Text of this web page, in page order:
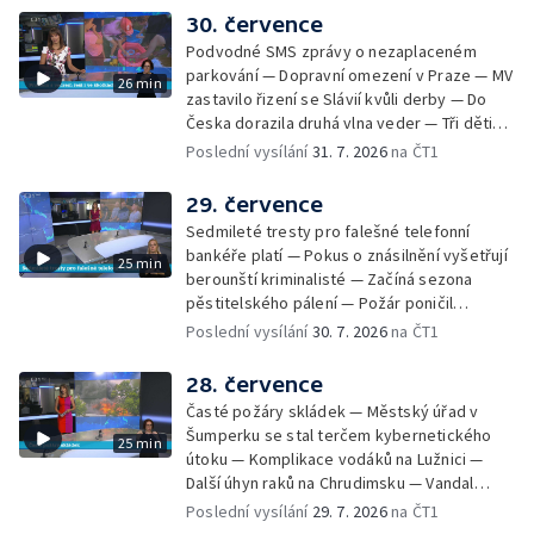
Nelegání hřbitov domácích mazlíčků — Státní
zastupitelství zrušilo trestní stíhání ženy z
Teplicka, kterou policie dříve obvinila z
týrání koček — Péče o seniory jako brigáda
— Po pádu stromů prověří alej odborníci —
Festival Hrady CZ poprvé na Hluboké
26 min
30. července
Podvodné SMS zprávy o nezaplaceném
parkování — Dopravní omezení v Praze — MV
zastavilo řizení se Slávií kvůli derby — Do
Česka dorazila druhá vlna veder — Tři děti
zůstali v rozpáleném autě — Problém s
mraženými potravinami v horku — Slavnostní
vyřazení absolventů Univerzity obrany —
Zájem o obytné vozy roste — Praha má
novou servisní loď — Vidická samoobslužná
prodejna si na provoz vydělá — U jezera
Most začíná festival Let It Roll — Vyvrcholil
bouřkový neboli jelení úplněk — Kanoistka
Poslední vysílání31. 7. 2026na ČT1
25 min
29. července
Sedmileté tresty pro falešné telefonní
bankéře platí — Pokus o znásilnění vyšetřují
berounští kriminalisté — Začíná sezona
pěstitelského pálení — Požár poničil
historickou vilu Marta v Písku — Končí Letní
odpad — Nedostatek vody na Hracholuskách
— Příprava nového plavebního stupně v
Děčíně — Biokoridor pro užovku stromovou
— Záchrana liblického vysílače — První
koncert Diany Ross v Česku — Výroba
obrněných vozidel CV90 — Biokoridor pod
vedením vysokého napětí
Poslední vysílání30. 7. 2026na ČT1
25 min
28. července
Časté požáry skládek — Městský úřad v
Šumperku se stal terčem kybernetického
útoku — Komplikace vodáků na Lužnici —
Další úhyn raků na Chrudimsku — Vandal
poškodil okna na Ještědu — Lvice Elza má
Poslední vysílání 29. 7. 2026na ČT1